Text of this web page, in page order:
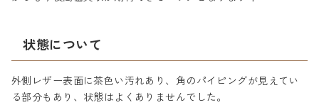
状態について
外側レザー表面に茶色い汚れあり、角のパイピングが見えてい
る部分もあり、状態はよくありませんでした。